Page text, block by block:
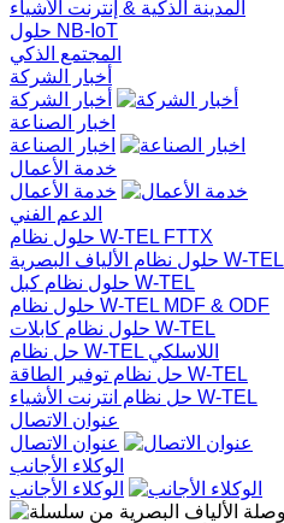
المدينة الذكية & إنترنت الأشياء
حلول NB-IoT
المجتمع الذكي
أخبار الشركة
أخبار الشركة
اخبار الصناعة
اخبار الصناعة
خدمة الأعمال
خدمة الأعمال
الدعم الفني
حلول نظام W-TEL FTTX
حلول نظام الألياف البصرية W-TEL
حلول نظام كبل W-TEL
حلول نظام W-TEL MDF & ODF
حلول نظام كابلات W-TEL
حل نظام W-TEL اللاسلكي
حل نظام توفير الطاقة W-TEL
حل نظام انترنت الأشياء W-TEL
عنوان الاتصال
عنوان الاتصال
الوكلاء الأجانب
الوكلاء الأجانب